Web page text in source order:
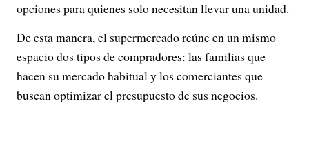
opciones para quienes solo necesitan llevar una unidad.
De esta manera, el supermercado reúne en un mismo
espacio dos tipos de compradores: las familias que
hacen su mercado habitual y los comerciantes que
buscan optimizar el presupuesto de sus negocios.